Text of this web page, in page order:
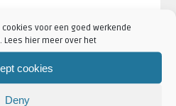
voor een goed werkende
hier meer over het
cookies
Deny